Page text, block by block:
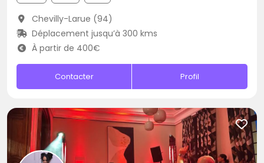
Chevilly-Larue (94)
Déplacement jusqu’à 300 kms
À partir de 400€
Contacter Profil